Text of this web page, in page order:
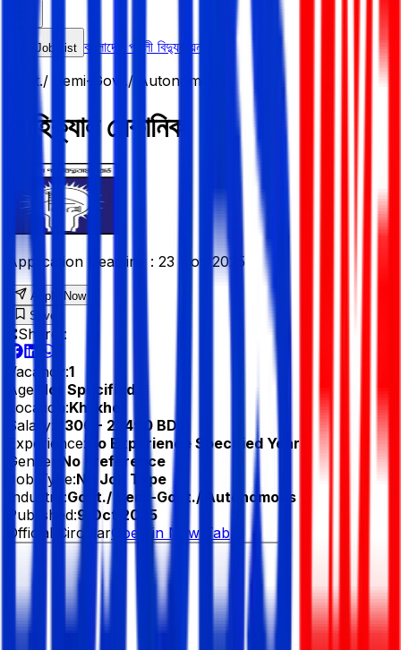
Job List বাংলাদেশ পল্লী বিদ্যুতায়ন বোর্ড
Govt./ Semi-Govt./ Autonomous
ভেহিক্যাল মেকানিক
Application Deadline : 23 Nov 2025
Apply Now
Save
Share :
Vacancy:1
Age:
Not Specified
Location:Khilkhet
Salary:
9300 - 22490 BDT
Experience: No Experience Specified Year
Gender:
No Preference
Job Type:No Job Type
Industry:Govt./ Semi-Govt./ Autonomous
Published:9 Oct 2025
Official CircularOpen in New Tab